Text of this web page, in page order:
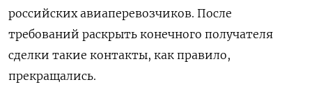
российских авиаперевозчиков. После
требований раскрыть конечного получателя
сделки такие контакты, как правило,
прекращались.